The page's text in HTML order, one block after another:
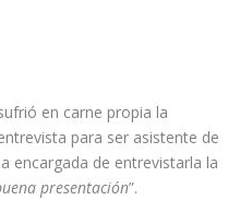
en carne propia la
para ser asistente de
encargada de entrevistarla la
presentación”.